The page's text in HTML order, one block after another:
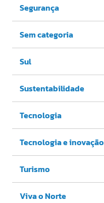
Segurança
Sem categoria
Sul
Sustentabilidade
Tecnologia
Tecnologia e inovação
Turismo
Viva o Norte